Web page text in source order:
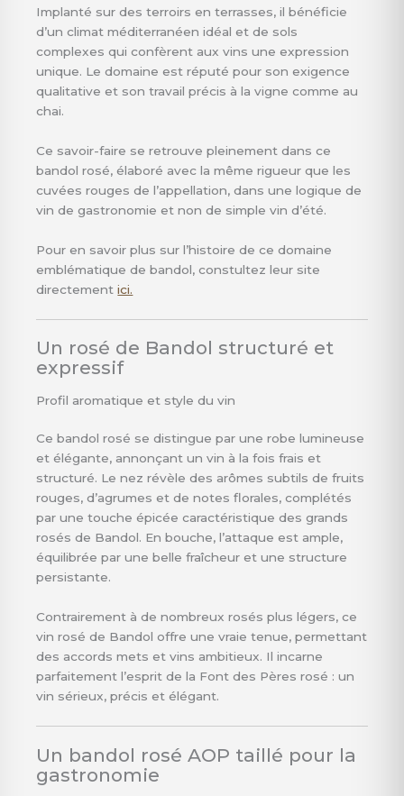
Implanté sur des terroirs en terrasses, il bénéficie
d’un climat méditerranéen idéal et de sols
complexes qui confèrent aux vins une expression
unique. Le domaine est réputé pour son exigence
qualitative et son travail précis à la vigne comme au
chai.
Ce savoir-faire se retrouve pleinement dans ce
bandol rosé, élaboré avec la même rigueur que les
cuvées rouges de l’appellation, dans une logique de
vin de gastronomie et non de simple vin d’été.
Pour en savoir plus sur l’histoire de ce domaine
emblématique de bandol, constultez leur site
directementici.
Un rosé de Bandol structuré et
expressif
Profil aromatique et style du vin
Ce bandol rosé se distingue par une robe lumineuse
et élégante, annonçant un vin à la fois frais et
structuré. Le nez révèle des arômes subtils de fruits
rouges, d’agrumes et de notes florales, complétés
par une touche épicée caractéristique des grands
rosés de Bandol. En bouche, l’attaque est ample,
équilibrée par une belle fraîcheur et une structure
persistante.
Contrairement à de nombreux rosés plus légers, ce
vin rosé de Bandol offre une vraie tenue, permettant
des accords mets et vins ambitieux. Il incarne
parfaitement l’esprit de la Font des Pères rosé : un
vin sérieux, précis et élégant.
Un bandol rosé AOP taillé pour la
gastronomie